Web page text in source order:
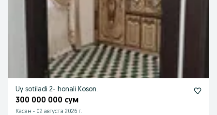
Uy sotiladi 2- honali Koson.
300 000 000 сум
Касан - 02 августа 2026 г.